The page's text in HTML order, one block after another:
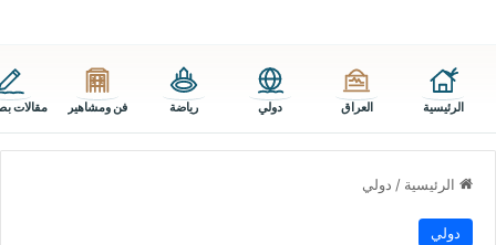
الرئيسية العراق دولي رياضة فن ومشاهير مقالات
الرئيسية / دولي
دولي